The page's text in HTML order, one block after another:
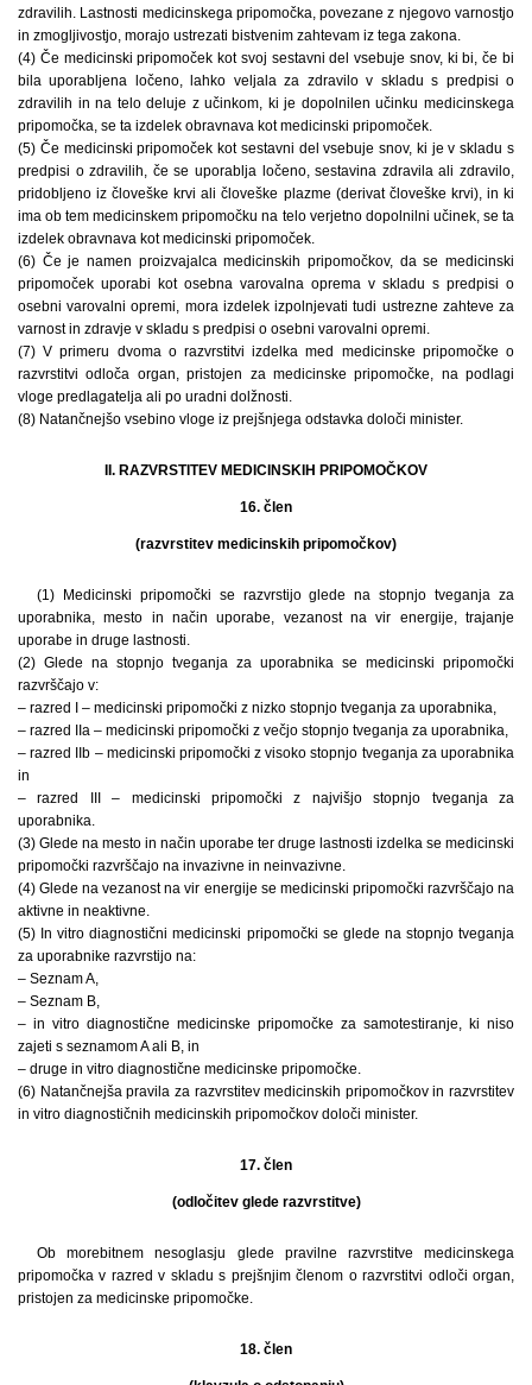
zdravilih. Lastnosti medicinskega pripomočka, povezane z njegovo varnostjo
in zmogljivostjo, morajo ustrezati bistvenim zahtevam iz tega zakona.
(4) Če medicinski pripomoček kot svoj sestavni del vsebuje snov, ki bi, če bi
bila uporabljena ločeno, lahko veljala za zdravilo v skladu s predpisi o
zdravilih in na telo deluje z učinkom, ki je dopolnilen učinku medicinskega
pripomočka, se ta izdelek obravnava kot medicinski pripomoček.
(5) Če medicinski pripomoček kot sestavni del vsebuje snov, ki je v skladu s
predpisi o zdravilih, če se uporablja ločeno, sestavina zdravila ali zdravilo,
pridobljeno iz človeške krvi ali človeške plazme (derivat človeške krvi), in ki
ima ob tem medicinskem pripomočku na telo verjetno dopolnilni učinek, se ta
izdelek obravnava kot medicinski pripomoček.
(6) Če je namen proizvajalca medicinskih pripomočkov, da se medicinski
pripomoček uporabi kot osebna varovalna oprema v skladu s predpisi o
osebni varovalni opremi, mora izdelek izpolnjevati tudi ustrezne zahteve za
varnost in zdravje v skladu s predpisi o osebni varovalni opremi.
(7) V primeru dvoma o razvrstitvi izdelka med medicinske pripomočke o
razvrstitvi odloča organ, pristojen za medicinske pripomočke, na podlagi
vloge predlagatelja ali po uradni dolžnosti.
(8) Natančnejšo vsebino vloge iz prejšnjega odstavka določi minister.
II. RAZVRSTITEV MEDICINSKIH PRIPOMOČKOV
16. člen
(razvrstitev medicinskih pripomočkov)
(1) Medicinski pripomočki se razvrstijo glede na stopnjo tveganja za
uporabnika, mesto in način uporabe, vezanost na vir energije, trajanje
uporabe in druge lastnosti.
(2) Glede na stopnjo tveganja za uporabnika se medicinski pripomočki
razvrščajo v:
– razred I – medicinski pripomočki z nizko stopnjo tveganja za uporabnika,
– razred IIa – medicinski pripomočki z večjo stopnjo tveganja za uporabnika,
– razred IIb – medicinski pripomočki z visoko stopnjo tveganja za uporabnika
in
– razred III – medicinski pripomočki z najvišjo stopnjo tveganja za
uporabnika.
(3) Glede na mesto in način uporabe ter druge lastnosti izdelka se medicinski
pripomočki razvrščajo na invazivne in neinvazivne.
(4) Glede na vezanost na vir energije se medicinski pripomočki razvrščajo na
aktivne in neaktivne.
(5) In vitro diagnostični medicinski pripomočki se glede na stopnjo tveganja
za uporabnike razvrstijo na:
– Seznam A,
– Seznam B,
– in vitro diagnostične medicinske pripomočke za samotestiranje, ki niso
zajeti s seznamom A ali B, in
– druge in vitro diagnostične medicinske pripomočke.
(6) Natančnejša pravila za razvrstitev medicinskih pripomočkov in razvrstitev
in vitro diagnostičnih medicinskih pripomočkov določi minister.
17. člen
(odločitev glede razvrstitve)
Ob morebitnem nesoglasju glede pravilne razvrstitve medicinskega
pripomočka v razred v skladu s prejšnjim členom o razvrstitvi odloči organ,
pristojen za medicinske pripomočke.
18. člen